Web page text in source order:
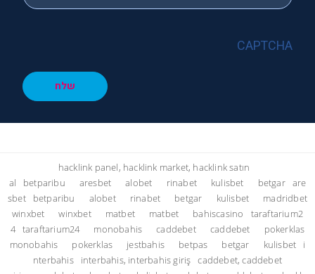
CAPTCHA
שלח
hacklink panel, hacklink market, hacklink satın
al
betparibu aresbet alobet rinabet kulisbet betgar
are
sbet
betparibu alobet rinabet betgar kulisbet
madridbet
winxbet
winxbet matbet matbet bahiscasino
taraftarium2
4 taraftarium24 monobahis caddebet caddebet
pokerklas
monobahis
pokerklas jestbahis betpas betgar kulisbet
i
nterbahis
interbahis, interbahis giriş
caddebet, caddebet